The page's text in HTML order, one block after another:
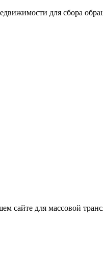
для сбора
сайте для массовой